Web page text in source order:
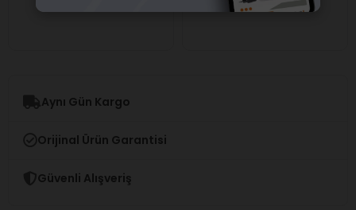
Aynı Gün Kargo
Orijinal Ürün Garantisi
Güvenli Alışveriş